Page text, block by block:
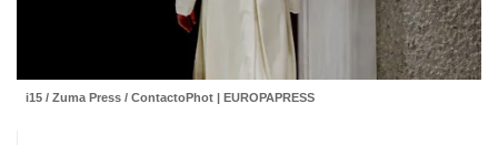
i15 / Zuma Press / ContactoPhot | EUROPAPRESS